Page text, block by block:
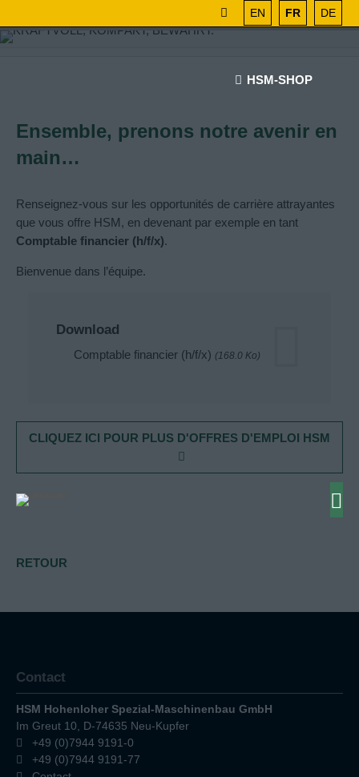
EN FR DE
HSM-SHOP
Ensemble, prenons notre avenir en
main…
Renseignez-vous sur les opportunités de carrière attrayantes
que vous offre HSM, en devenant par exemple en tant
Comptable financier (h/f/x).
Bienvenue dans l’équipe.
Download
Comptable financier (h/f/x) (168.0 Ko)
CLIQUEZ ICI POUR PLUS D'OFFRES D'EMPLOI HSM
RETOUR
Contact
HSM Hohenloher Spezial-Maschinenbau GmbH
Im Greut 10, D-74635 Neu-Kupfer
+49 (0)7944 9191-0
+49 (0)7944 9191-77